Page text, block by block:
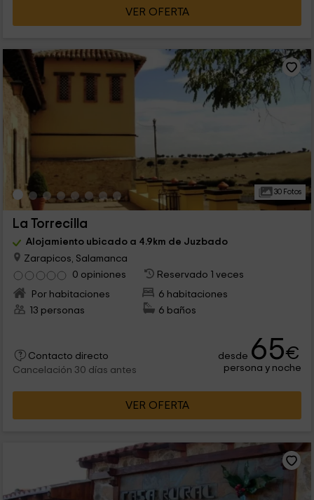
VER OFERTA
30 Fotos
La Torrecilla
Alojamiento ubicado a 4.9km de Juzbado
Zarapicos, Salamanca
0 opiniones
Reservado 1 veces
Por habitaciones
6 habitaciones
13 personas
6 baños
Contacto directo
Cancelación 30 días antes
desde 65€
persona y noche
VER OFERTA